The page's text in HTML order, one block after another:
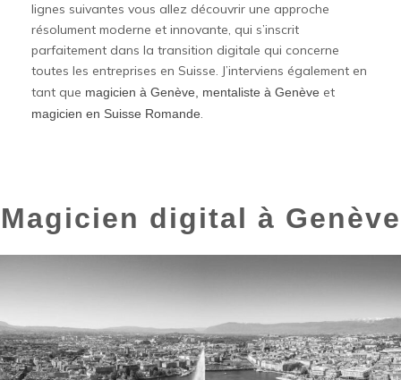
lignes suivantes vous allez découvrir une approche
résolument moderne et innovante, qui s’inscrit
parfaitement dans la transition digitale qui concerne
toutes les entreprises en Suisse. J’interviens également en
tant que magicien à Genève, mentaliste à Genève et
magicien en Suisse Romande.
Magicien digital à Genève